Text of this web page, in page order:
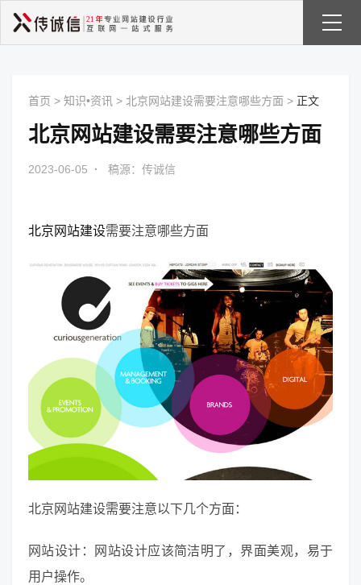
首页 > 知识•资讯 > 北京网站建设需要注意哪些方面 > 正文
北京网站建设需要注意哪些方面
2023-06-05 · 稿源：传诚信
北京网站建设需要注意哪些方面
北京网站建设需要注意以下几个方面：
网站设计：网站设计应该简洁明了，界面美观，易于
用户操作。